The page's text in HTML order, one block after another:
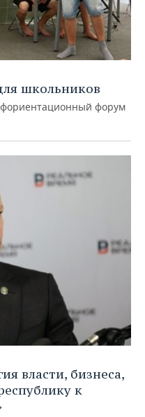
школьников
форум
власти, бизнеса,
к